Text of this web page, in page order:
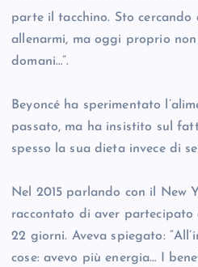
parte il tacchino. Sto
allenarmi, ma oggi proprio non
domani…”.
Beyoncé ha sperimentato
passato, ma ha insistito sul
spesso la sua dieta invece di
Nel 2015 parlando con il New
raccontato di aver partecipato
22 giorni. Aveva spiegato:
cose: avevo più energia… I